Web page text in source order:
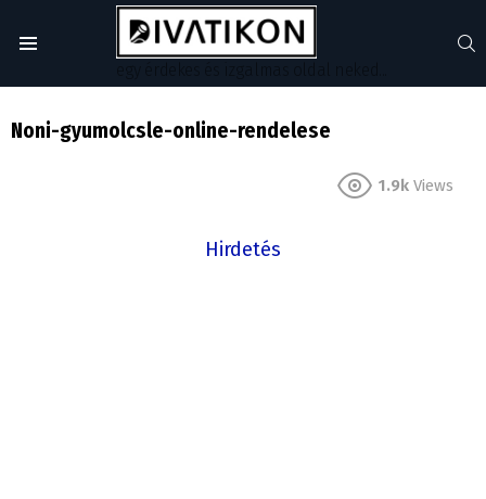
Noni-gyumolcsle-online-rendelese
1.9k Views
Hirdetés